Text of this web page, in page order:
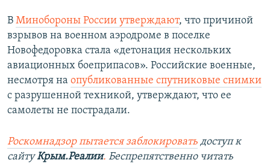
В Минобороны России утверждают, что причиной
взрывов на военном аэродроме в поселке
Новофедоровка стала «детонация нескольких
авиационных боеприпасов». Российские военные,
несмотря на опубликованные спутниковые снимки
с разрушенной техникой, утверждают, что ее
самолеты не пострадали.
Роскомнадзор пытается заблокировать доступ к
сайтуКрым.Реалии. Беспрепятственно читать